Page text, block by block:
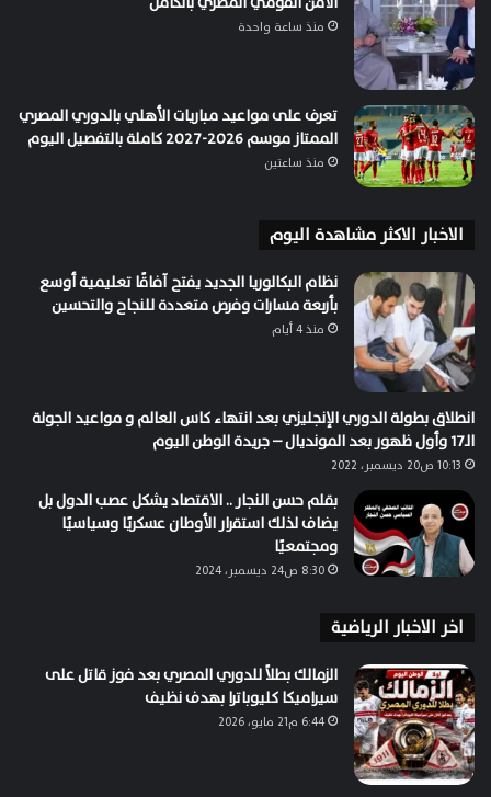
منذ ساعة واحدة
تعرف على مواعيد مباريات الأهلي بالدوري المصري
الممتاز موسم 2026-2027 كاملة بالتفصيل اليوم
منذ ساعتين
الاخبار الاكثر مشاهدة اليوم
نظام البكالوريا الجديد يفتح آفاقًا تعليمية أوسع
بأربعة مسارات وفرص متعددة للنجاح والتحسين
منذ 4 أيام
انطلاق بطولة الدوري الإنجليزي بعد انتهاء كاس العالم و مواعيد الجولة
الـ17 وأول ظهور بعد المونديال – جريدة الوطن اليوم
10:13 ص20 ديسمبر، 2022
بقلم حسن النجار .. الاقتصاد يشكل عصب الدول بل
يضاف لذلك استقرار الأوطان عسكريًا وسياسيًا
ومجتمعيًا
8:30 ص24 ديسمبر، 2024
اخر الاخبار الرياضية
الزمالك بطلاً للدوري المصري بعد فوز قاتل على
سيراميكا كليوباترا بهدف نظيف
6:44 م21 مايو، 2026